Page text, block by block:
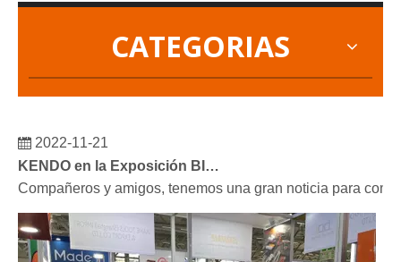
CATEGORIAS
2022-11-21
Compañeros y amigos, tenemos una gran noticia para